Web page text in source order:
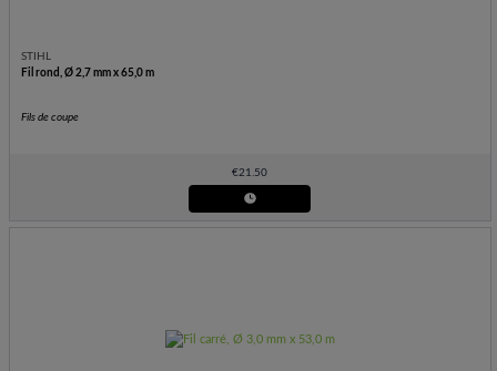
STIHL
Fil rond, Ø 2,7 mm x 65,0 m
Fils de coupe
€21.50